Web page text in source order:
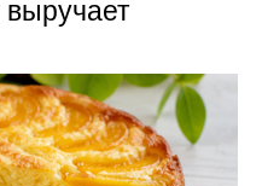
выручает